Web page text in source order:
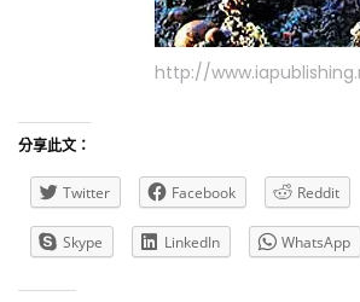
http://
分享此文：
Twitter Facebook Reddit
Skype LinkedIn WhatsApp